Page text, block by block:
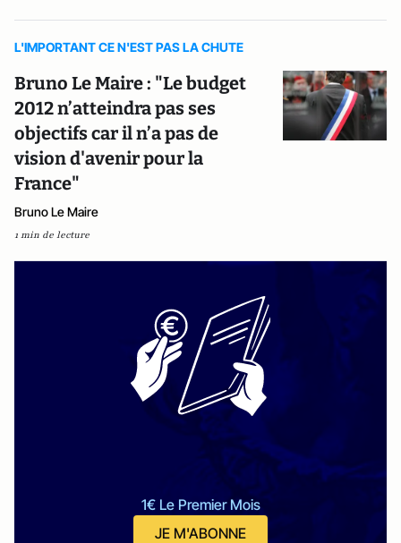
L'IMPORTANT CE N'EST PAS LA CHUTE
Bruno Le Maire : "Le budget
2012 n’atteindra pas ses
objectifs car il n’a pas de
vision d'avenir pour la
France"
Bruno Le Maire
1 min de lecture
1€ Le Premier Mois
JE M'ABONNE